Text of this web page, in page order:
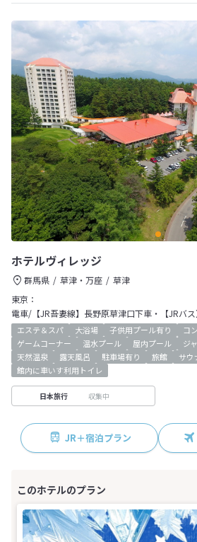
ホテルヴィレッジ
群馬県 草津・万座
草津
東京：
電車/【JR吾妻線】長野原草津口下車・【JRバ
エステ＆スパ 大浴場 子供用プール有り コ
ゲームコーナー
温水プール 屋内プール ジ
天然温泉
露天風呂 駐車場有り 旅館 サウ
館内に車いす利用トイレ
日本旅行 収集中
JR＋宿泊プラン